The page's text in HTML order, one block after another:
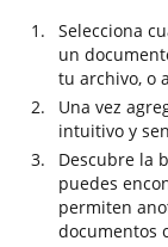
Selecciona
un
tu archivo, o
Una vez
intuitivo y
Descubre la
puedes
permiten
documentos